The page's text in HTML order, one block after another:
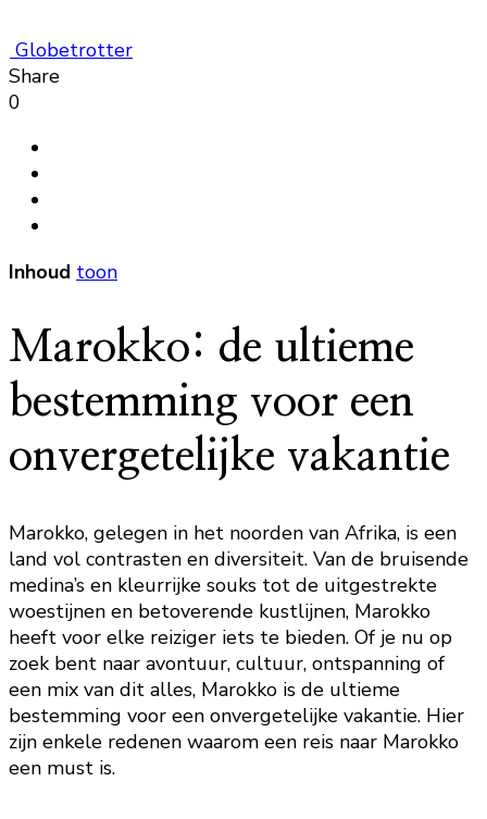
Globetrotter
Share
0
Inhoud toon
Marokko: de ultieme
bestemming voor een
onvergetelijke vakantie
Marokko, gelegen in het noorden van Afrika, is een
land vol contrasten en diversiteit. Van de bruisende
medina’s en kleurrijke souks tot de uitgestrekte
woestijnen en betoverende kustlijnen, Marokko
heeft voor elke reiziger iets te bieden. Of je nu op
zoek bent naar avontuur, cultuur, ontspanning of
een mix van dit alles, Marokko is de ultieme
bestemming voor een onvergetelijke vakantie. Hier
zijn enkele redenen waarom een reis naar Marokko
een must is.